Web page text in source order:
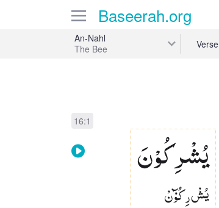
Baseerah.org
An-Nahl
The Bee
Verse
16:1
یُشْرِكُوْنَ
يُشْ رِ كُوْٓنْ